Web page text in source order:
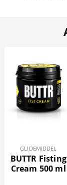
GLIDEMIDDEL
BUTTR Fisting
Cream 500 ml